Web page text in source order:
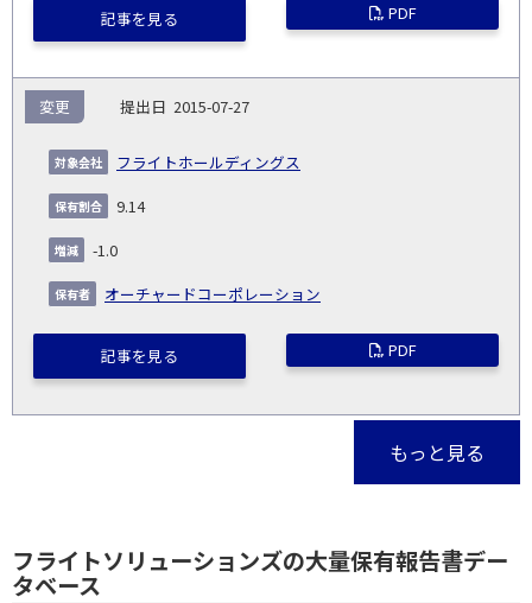
記事を見る PDF
2015-07-27
フライトホールディングス
変更
9.14
-1.0
オーチャードコーポレーション
記事を見る PDF
もっと見る
フライトソリューションズの大量保有報告書デー
タベース